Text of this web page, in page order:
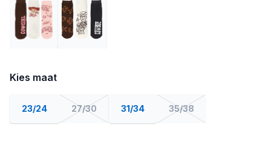
Kies maat
23/24 27/30 31/34 35/38